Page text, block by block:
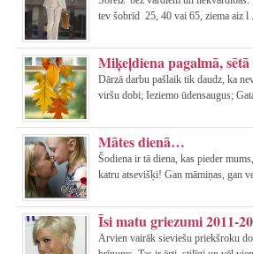
tev šobrīd 25, 40 vai 65, ziema aiz l ...
Miķeļdiena pagalmā,
Dārzā darbu pašlaik tik daudz, ka
viršu dobi; Ieziemo ūdensaugus;
Mātes dienā…
Šodiena ir tā diena, kas pieder
katru atsevišķi! Gan māmiņas, gan
Īsi matu griezumi 2011-
Arvien vairāk sieviešu priekšroku